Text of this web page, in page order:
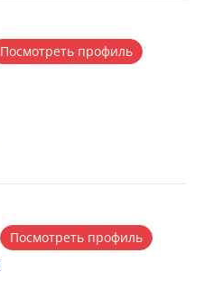
Посмотреть профиль
Посмотреть профиль